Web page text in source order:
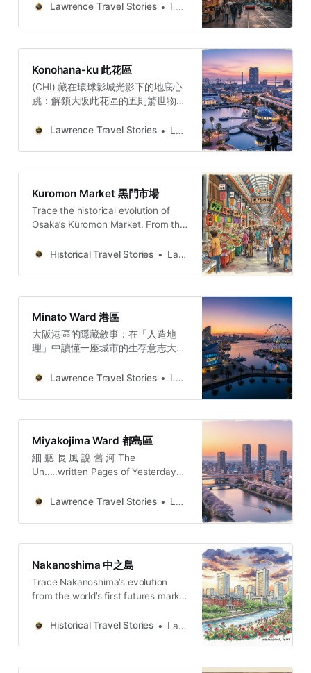
人類馴服自然的偉大工程，這些故事
都，在經歷了無數次衝擊與毀滅之
創新的能力。Lawrence Travel
StoriesLawrence(ENG) Beyond the
Skyscrapers: 5 Hidden Stories That
OsakaTaken together, these five
and its present.
Lawrence Travel Stories Lawrence
Konohana-ku 此花區
(CHI) 藏在環球影城光影下的地底心
跳：解鎖大阪此花區的五則驚世物語
懸浮於未來的科技奇蹟；從舞洲的生
個故事，共同譜寫了一部關於「創
地從誕生的那一刻起，就在不斷地被
人類的意志所塑造和重寫。大阪此花
區，就是從鋼鐵熔爐到夢想到土地煉
StoriesLawrence(ENG) 5 Stories
architecture of a tycoon’s
dreams built on refuse, Konohana
Ward reveals the true essence
Lawrence Travel Stories Lawrence
Kuromon Market 黒門市場
Trace the historical evolution of
Osaka’s Kuromon Market. From the
fugu rebellion, explore the
Historical Travel Stories Lawrence
Minato Ward 港區
大阪港區的隱藏敘事：在「人造地
理」中讀懂一座城市的生存意志大阪
它是一份「活的歷史文件」。透過天
見、赤煉瓦倉庫的工業記憶、土地抬
升的集體犧牲，以及防潮水門的生命
戰爭、自然災害與地層下陷時，展現
出的不屈意志。Lawrence Travel
StoriesLawrenceOsaka’s Minato
War ResilienceOsaka’s Minato Ward
and the threat of flooding into a
technological shield.Lawrence
Travel StoriesLawrenceOsaka
Lawrence Travel Stories Lawrence
Miyakojima Ward 都島區
細 聽 長 風 說 舊 河 The
Un.....written Pages of Yesterday
遺忘的歷史秘密：大阪都島區的隱藏
鐵的哲學。「水」，既代表著自然的
挑戰（1885年洪水），也象徵著歷史
是大阪賴以生存的生命線。而「鋼
鐵」，則代表著人類的意志與技術成
就——從毛馬閘門的巨大結構、造幣
線。兩股力量拉扯、對抗與融合。
Ward, Osaka: Water and
Lawrence Travel Stories Lawrence
Nakanoshima 中之島
Trace Nakanoshima’s evolution
from the world’s first futures market
enlightenment—a deep dive into
Historical Travel Stories Lawrence